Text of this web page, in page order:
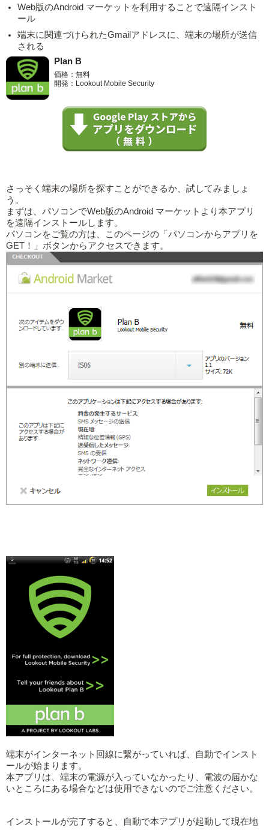
Web版のAndroid マーケットを利用することで遠隔インスト
ール
端末に関連づけられたGmailアドレスに、端末の場所が送信
される
Plan B
価格：無料
開発：Lookout Mobile Security
さっそく端末の場所を探すことができるか、試してみましょ
う。
まずは、パソコンでWeb版のAndroid マーケットより本アプリ
を遠隔インストールします。
パソコンをご覧の方は、このページの「パソコンからアプリを
GET！」ボタンからアクセスできます。
端末がインターネット回線に繋がっていれば、自動でインスト
ールが始まります。
本アプリは、端末の電源が入っていなかったり、電波の届かな
いところにある場合などは使用できないのでご注意ください。
インストールが完了すると、自動で本アプリが起動して現在地